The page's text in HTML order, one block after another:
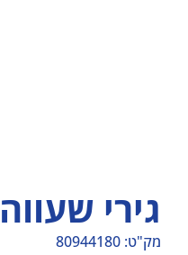
גירי
מק"ט:
מק"ט
80944180
80944180